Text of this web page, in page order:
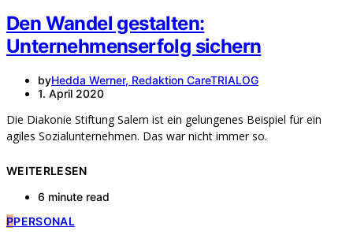
Den Wandel gestalten:
Unternehmenserfolg sichern
byHedda Werner, Redaktion CareTRIALOG
1. April 2020
Die Diakonie Stiftung Salem ist ein gelungenes Beispiel für ein
agiles Sozialunternehmen. Das war nicht immer so.
WEITERLESEN
6 minute read
PPERSONAL